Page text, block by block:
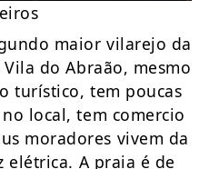
maior vilarejo da
do Abraão, mesmo
turístico, tem poucas
local, tem comercio
moradores vivem da
elétrica. A praia é de